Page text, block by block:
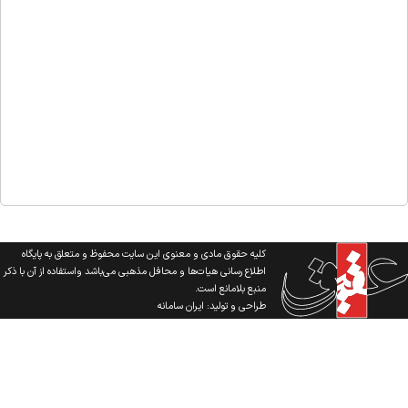
کلیه حقوق مادی و معنوی این سایت محفوظ و متعلق به پایگاه
اطلاع رسانی هیات‌ها و محافل مذهبی می‌باشد واستفاده از آن با ذکر
منبع بلامانع است.
طراحی و تولید:ایران سامانه